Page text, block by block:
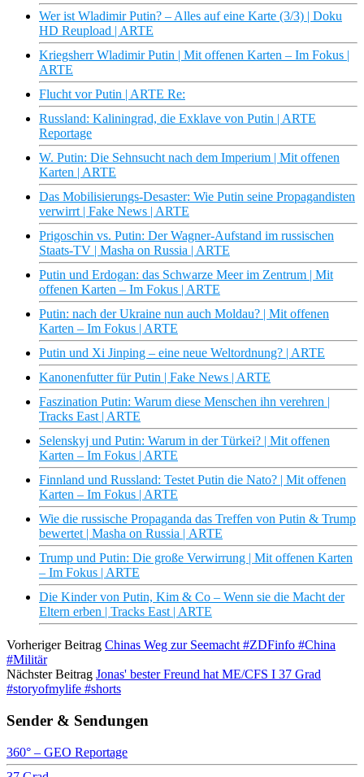
Wer ist Wladimir Putin? – Alles auf eine Karte (3/3) | Doku
HD Reupload | ARTE
Kriegsherr Wladimir Putin | Mit offenen Karten – Im Fokus |
ARTE
Flucht vor Putin | ARTE Re:
Russland: Kaliningrad, die Exklave von Putin | ARTE
Reportage
W. Putin: Die Sehnsucht nach dem Imperium | Mit offenen
Karten | ARTE
Das Mobilisierungs-Desaster: Wie Putin seine Propagandisten
verwirrt | Fake News | ARTE
Prigoschin vs. Putin: Der Wagner-Aufstand im russischen
Staats-TV | Masha on Russia | ARTE
Putin und Erdogan: das Schwarze Meer im Zentrum | Mit
offenen Karten – Im Fokus | ARTE
Putin: nach der Ukraine nun auch Moldau? | Mit offenen
Karten – Im Fokus | ARTE
Putin und Xi Jinping – eine neue Weltordnung? | ARTE
Kanonenfutter für Putin | Fake News | ARTE
Faszination Putin: Warum diese Menschen ihn verehren |
Tracks East | ARTE
Selenskyj und Putin: Warum in der Türkei? | Mit offenen
Karten – Im Fokus | ARTE
Finnland und Russland: Testet Putin die Nato? | Mit offenen
Karten – Im Fokus | ARTE
Wie die russische Propaganda das Treffen von Putin & Trump
bewertet | Masha on Russia | ARTE
Trump und Putin: Die große Verwirrung | Mit offenen Karten
– Im Fokus | ARTE
Die Kinder von Putin, Kim & Co – Wenn sie die Macht der
Eltern erben | Tracks East | ARTE
Vorheriger Beitrag Chinas Weg zur Seemacht #ZDFinfo #China
#Militär
Nächster Beitrag Jonas' bester Freund hat ME/CFS I 37 Grad
#storyofmylife #shorts
Sender & Sendungen
360° – GEO Reportage